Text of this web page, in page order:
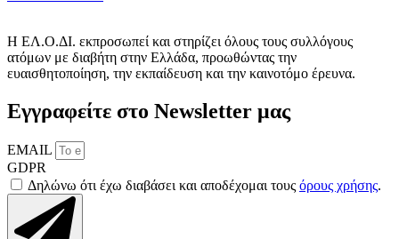
Η ΕΛ.Ο.ΔΙ. εκπροσωπεί και στηρίζει όλους τους συλλόγους
ατόμων με διαβήτη στην Ελλάδα, προωθώντας την
ευαισθητοποίηση, την εκπαίδευση και την καινοτόμο έρευνα.
Εγγραφείτε στο Newsletter μας
EMAIL
GDPR
Δηλώνω ότι έχω διαβάσει και αποδέχομαι τους όρους χρήσης.